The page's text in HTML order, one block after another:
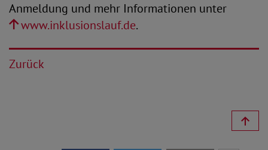
Anmeldung und mehr Informationen unter
www.inklusionslauf.de.
Zurück